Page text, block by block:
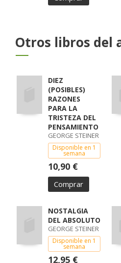
Otros libros del
DIEZ
(POSIBLES)
RAZONES
PARA LA
TRISTEZA DEL
PENSAMIENTO
GEORGE STEINER
Disponible en 1
semana
10,90 €
Comprar
NOSTALGIA
DEL ABSOLUTO
GEORGE STEINER
Disponible en 1
semana
12,95 €